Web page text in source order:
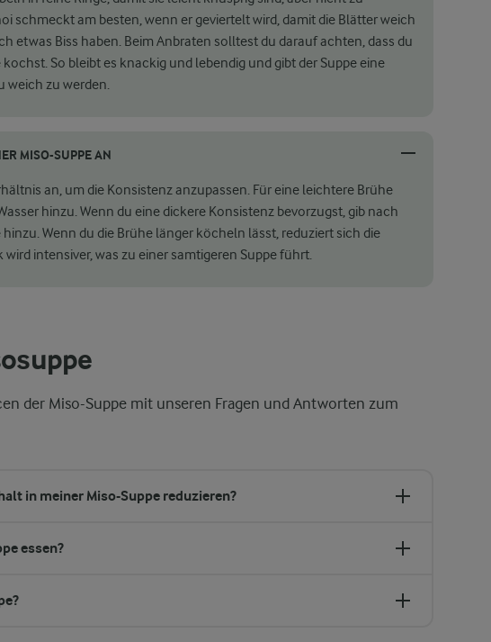
schmeckt am besten, wenn er geviertelt wird, damit die Blätter weich
etwas Biss haben. Beim Anbraten solltest du darauf achten, dass du
So bleibt es knackig und lebendig und gibt der Suppe eine
weich zu werden.
MISO-SUPPE AN
an, um die Konsistenz anzupassen. Für eine leichtere Brühe
hinzu. Wenn du eine dickere Konsistenz bevorzugst, gib nach
Wenn du die Brühe länger köcheln lässt, reduziert sich die
intensiver, was zu einer samtigeren Suppe führt.
der Miso-Suppe mit unseren Fragen und Antworten zum
in meiner Miso-Suppe reduzieren?
essen?